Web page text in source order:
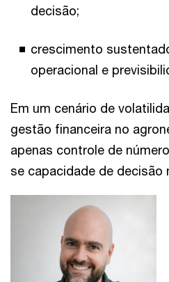
decisão;
crescimento
operacional e
Em um cenário de
gestão financeira no
apenas controle de
se capacidade de decisão